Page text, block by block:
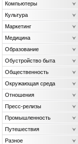
Компьютеры
Культура
Маркетинг
Медицина
Образование
Обустройство быта
Общественность
Окружающая среда
Отношения
Пресс-релизы
Промышленность
Путешествия
Разное